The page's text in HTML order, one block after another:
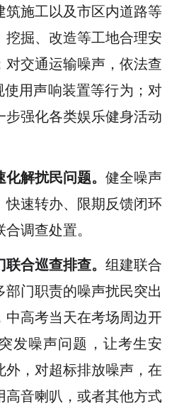
筑施工以及市区内道路等
挖掘、改造等工地合理安
对交通运输噪声，依法查
使用声响装置等行为；对
步强化各类娱乐健身活动
化解扰民问题。健全噪声
快速转办、限期反馈闭环
调查处置。
联合巡查排查。组建联合
门职责的噪声扰民突出
中高考当天在考场周边开
发噪声问题，让考生安
外，对超标排放噪声，在
高音喇叭，或者其他方式